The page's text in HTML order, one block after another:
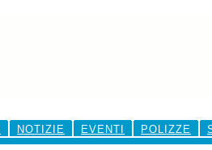
NOTIZIE EVENTI POLIZZE